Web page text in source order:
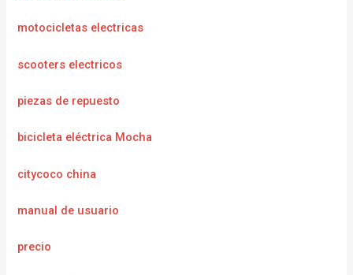
motocicletas electricas
scooters electricos
piezas de repuesto
bicicleta eléctrica Mocha
citycoco china
manual de usuario
precio